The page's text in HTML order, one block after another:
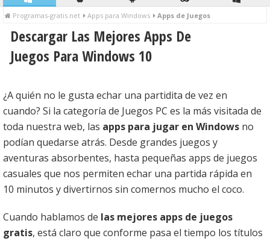
Programas-gratis.net Apps para Windows Apps de Juegos
Descargar Las Mejores Apps De
Juegos Para Windows 10
¿A quién no le gusta echar una partidita de vez en
cuando? Si la categoría de Juegos PC es la más visitada de
toda nuestra web, las apps para jugar en Windows no
podían quedarse atrás. Desde grandes juegos y
aventuras absorbentes, hasta pequeñas apps de juegos
casuales que nos permiten echar una partida rápida en
10 minutos y divertirnos sin comernos mucho el coco.
Cuando hablamos de las mejores apps de juegos
gratis, está claro que conforme pasa el tiempo los títulos